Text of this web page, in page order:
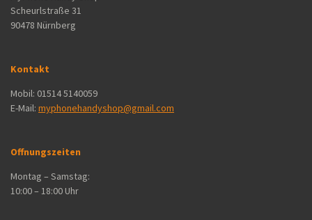
Scheurlstraße 31
90478 Nürnberg
Kontakt
Mobil: 01514 5140059
E-Mail: myphonehandyshop@gmail.com
Offnungszeiten
Montag – Samstag:
10:00 – 18:00 Uhr